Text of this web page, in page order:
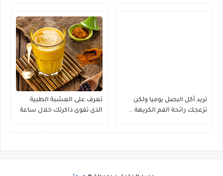
تريد أكل البصل يوميا ولكن
تزعجك رائحة الفم الكريهة ..
تعرف على العشبة الطبية
الذى تقوى ذاكرتك خلال ساعة